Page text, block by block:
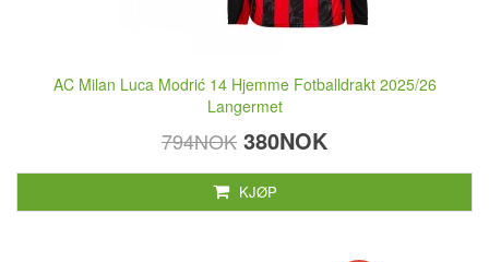
AC Milan Luca Modrić 14 Hjemme Fotballdrakt 2025/26
Langermet
794NOK 380NOK
KJØP